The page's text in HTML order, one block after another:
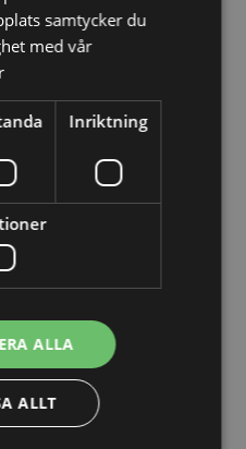
hjälp?
direkt via knappen nedan.
samtycker du
med vår
Inriktning
ALLA
ALLT